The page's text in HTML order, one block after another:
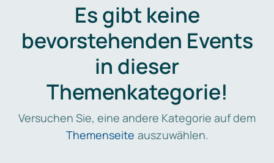
Es gibt keine
bevorstehenden Events
in dieser
Themenkategorie!
Versuchen Sie, eine andere Kategorie auf dem
Themenseite auszuwählen.